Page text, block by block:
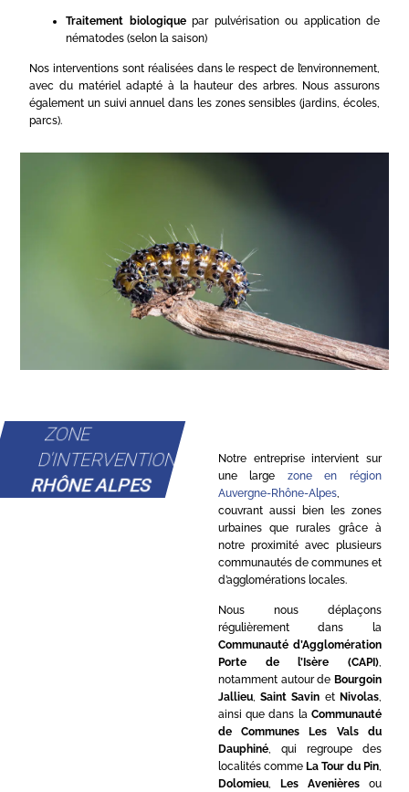
Traitement biologiquepar pulvérisation ou application de
nématodes (selon la saison)
Nos interventions sont réalisées dans le respect de l’environnement,
avec du matériel adapté à la hauteur des arbres. Nous assurons
également un suivi annuel dans les zones sensibles (jardins, écoles,
parcs).
ZONE
D'INTERVENTION
RHÔNE ALPES
Notre entreprise intervient sur
une large zone en région
Auvergne-Rhône-Alpes,
couvrant aussi bien les zones
urbaines que rurales grâce à
notre proximité avec plusieurs
communautés de communes et
d’agglomérations locales.
Nous nous déplaçons
régulièrement dans la
Communauté d’Agglomération
Porte de l’Isère (CAPI),
notamment autour de Bourgoin
Jallieu,Saint Savin et Nivolas,
ainsi que dans la Communauté
de Communes Les Vals du
Dauphiné, qui regroupe des
localités comme La Tour du Pin,
Dolomieu, Les Avenièresou